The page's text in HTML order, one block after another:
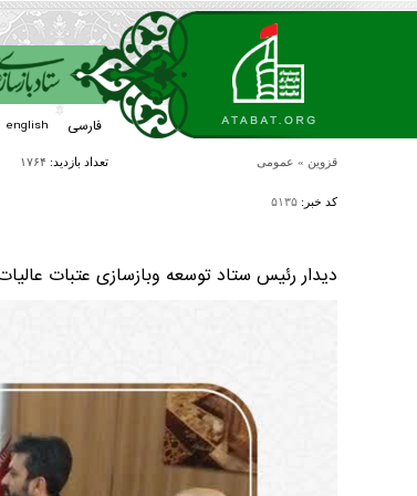
فارسی english
قزوین » عمومی تعداد بازدید: ۱۷۶۴
کد خبر: ۵۱۳۵
دیدار رئیس ستاد توسعه وبازسازی عتبات